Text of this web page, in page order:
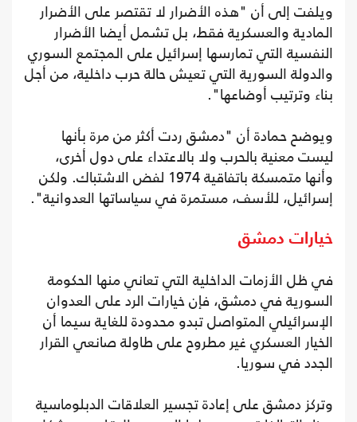
ويلفت إلى أن "هذه الأضرار لا تقتصر على الأضرار
المادية والعسكرية فقط، بل تشمل أيضا الأضرار
النفسية التي تمارسها إسرائيل على المجتمع السوري
والدولة السورية التي تعيش حالة حرب داخلية، من أجل
بناء وترتيب أوضاعها".
ويوضح حمادة أن "دمشق ردت أكثر من مرة بأنها
ليست معنية بالحرب ولا بالاعتداء على دول أخرى،
وأنها متمسكة باتفاقية 1974 لفض الاشتباك. ولكن
إسرائيل، للأسف، مستمرة في سياساتها العدوانية".
خيارات دمشق
في ظل الأزمات الداخلية التي تعاني منها الحكومة
السورية في دمشق، فإن خيارات الرد على العدوان
الإسرائيلي المتواصل تبدو محدودة للغاية سيما أن
الخيار العسكري غير مطروح على طاولة صانعي القرار
الجدد في سوريا.
وتركز دمشق على إعادة تجسير العلاقات الدبلوماسية